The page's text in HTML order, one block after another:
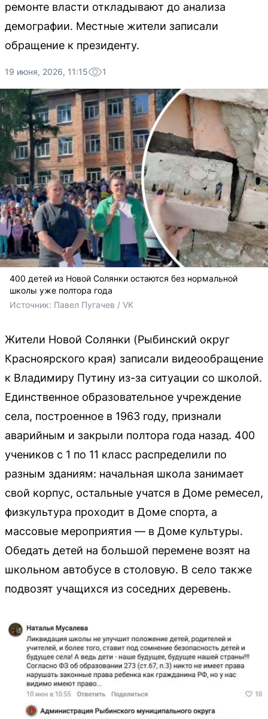
ремонте власти откладывают до анализа
демографии. Местные жители записали
обращение к президенту.
19 июня, 2026, 11:15 1
400 детей из Новой Солянки остаются без нормальной
школы уже полтора года
Источник: Павел Пугачев / VK
Жители Новой Солянки (Рыбинский округ
Красноярского края) записали видеообращение
к Владимиру Путину из-за ситуации со школой.
Единственное образовательное учреждение
села, построенное в 1963 году, признали
аварийным и закрыли полтора года назад. 400
учеников с 1 по 11 класс распределили по
разным зданиям: начальная школа занимает
свой корпус, остальные учатся в Доме ремесел,
физкультура проходит в Доме спорта, а
массовые мероприятия — в Доме культуры.
Обедать детей на большой перемене возят на
школьном автобусе в столовую. В село также
подвозят учащихся из соседних деревень.